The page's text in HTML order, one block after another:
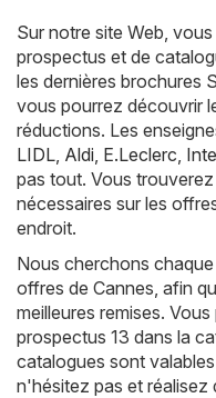
Sur notre site Web,
prospectus et de
les dernières brochures
vous pourrez découvrir
réductions. Les
LIDL Aldi E.Leclerc
pas tout. Vous
nécessaires sur les
endroit.
Nous cherchons
offres de Cannes, afin
meilleures remises.
prospectus 13 dans la
catalogues sont
n'hésitez pas et réalisez